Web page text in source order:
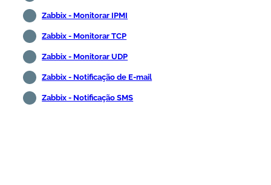
Zabbix - Monitorar IPMI
Zabbix - Monitorar TCP
Zabbix - Monitorar UDP
Zabbix - Notificação de E-mail
Zabbix - Notificação SMS